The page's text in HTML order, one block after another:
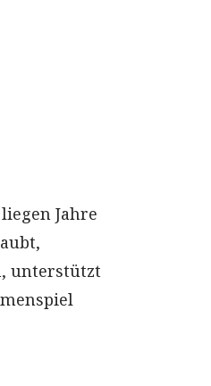
Jahre
unterstützt